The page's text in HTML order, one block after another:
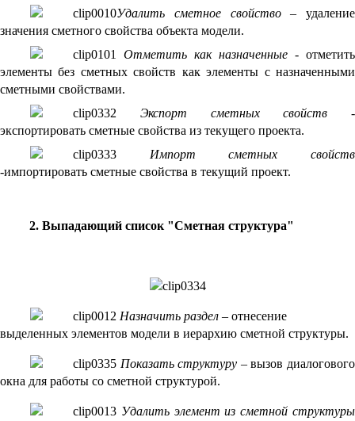
Удалить сметное свойство– удаление
значения сметного свойства объекта модели.
Отметить как назначенные - отметить
элементы без сметных свойств как элементы с назначенными
сметными свойствами.
Экспорт сметных свойств -
экспортировать сметные свойства из текущего проекта.
Импорт сметных свойств
-импортировать сметные свойства в текущий проект.
2. Выпадающий список "Сметная структура"
Назначить раздел – отнесение
выделенных элементов модели в иерархию сметной структуры.
Показать структуру – вызов диалогового
окна для работы со сметной структурой.
Удалить элемент из сметной структуры